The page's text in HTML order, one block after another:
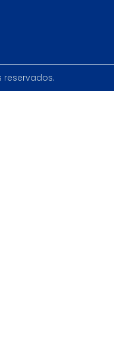
reservados.